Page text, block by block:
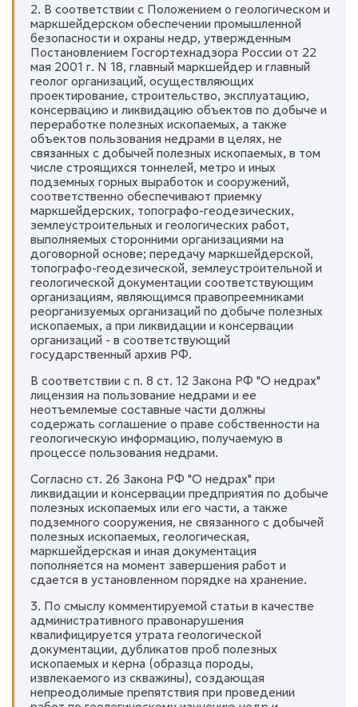
2. В соответствии с Положением о геологическом и
маркшейдерском обеспечении промышленной
безопасности и охраны недр, утвержденным
Постановлением Госгортехнадзора России от 22
мая 2001 г. N 18, главный маркшейдер и главный
геолог организаций, осуществляющих
проектирование, строительство, эксплуатацию,
консервацию и ликвидацию объектов по добыче и
переработке полезных ископаемых, а также
объектов пользования недрами в целях, не
связанных с добычей полезных ископаемых, в том
числе строящихся тоннелей, метро и иных
подземных горных выработок и сооружений,
соответственно обеспечивают приемку
маркшейдерских, топографо-геодезических,
землеустроительных и геологических работ,
выполняемых сторонними организациями на
договорной основе; передачу маркшейдерской,
топографо-геодезической, землеустроительной и
геологической документации соответствующим
организациям, являющимся правопреемниками
реорганизуемых организаций по добыче полезных
ископаемых, а при ликвидации и консервации
организаций - в соответствующий
государственный архив РФ.
В соответствии с п. 8 ст. 12 Закона РФ "О недрах"
лицензия на пользование недрами и ее
неотъемлемые составные части должны
содержать соглашение о праве собственности на
геологическую информацию, получаемую в
процессе пользования недрами.
Согласно ст. 26 Закона РФ "О недрах" при
ликвидации и консервации предприятия по добыче
полезных ископаемых или его части, а также
подземного сооружения, не связанного с добычей
полезных ископаемых, геологическая,
маркшейдерская и иная документация
пополняется на момент завершения работ и
сдается в установленном порядке на хранение.
3. По смыслу комментируемой статьи в качестве
административного правонарушения
квалифицируется утрата геологической
документации, дубликатов проб полезных
ископаемых и керна (образца породы,
извлекаемого из скважины), создающая
непреодолимые препятствия при проведении